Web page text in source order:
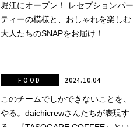
堀江にオープン！ レセプションパー
ティーの模様と、おしゃれを楽しむ
大人たちのSNAPをお届け！
このチームでしかできないことを、
やる。daichicrewさんたちが表現す
FOOD 2024.10.04